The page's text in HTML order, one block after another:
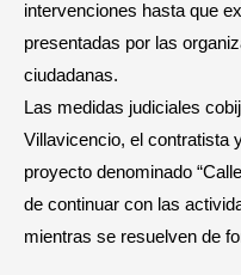
intervenciones hasta que
presentadas por las
ciudadanas.
Las medidas judiciales
Villavicencio, el contratista
proyecto denominado
de continuar con las
mientras se resuelven de